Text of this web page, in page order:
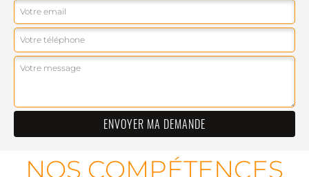
NOS COMPÉTENCES